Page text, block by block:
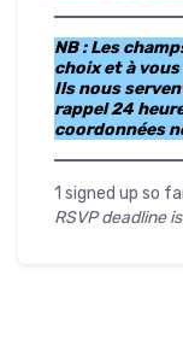
NB : Les
choix et à
Ils nous
rappel 24
coordonnées
1 signed up so
RSVP deadline